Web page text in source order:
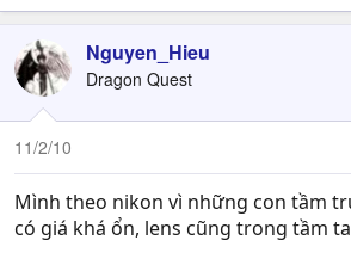
Nguyen_Hieu
Dragon Quest
11/2/10
Mình theo nikon vì những con tầm
có giá khá ổn, lens cũng trong tầm